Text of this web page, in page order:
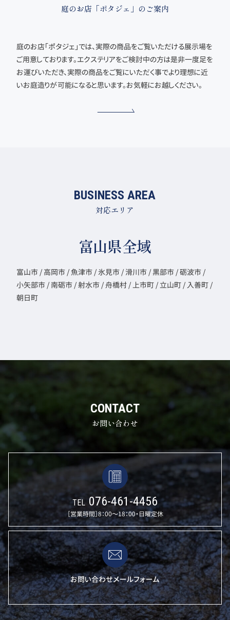
庭のお店「ポタジェ」のご案内
庭のお店「ポタジェ」では、実際の商品をご覧いただける展示場を
ご用意しております。エクステリアをご検討中の方は是非一度足を
お運びいただき、実際の商品をご覧にいただく事でより理想に近
いお庭造りが可能になると思います。お気軽にお越しください。
BUSINESS AREA
対応エリア
富山県全域
富山市 / 高岡市 / 魚津市 / 氷見市 / 滑川市 / 黒部市 / 砺波市 /
小矢部市 / 南砺市 / 射水市 / 舟橋村 / 上市町 / 立山町 / 入善町 /
朝日町
CONTACT
お問い合わせ
TEL 076-461-4456
［営業時間］8：00〜18：00・日曜定休
お問い合わせメールフォーム